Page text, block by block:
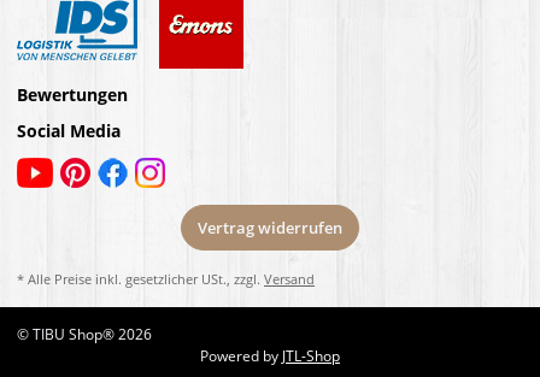
Bewertungen
Social Media
Vertrag widerrufen
* Alle Preise inkl. gesetzlicher USt., zzgl. Versand
© TIBU Shop® 2026
Powered byJTL-Shop